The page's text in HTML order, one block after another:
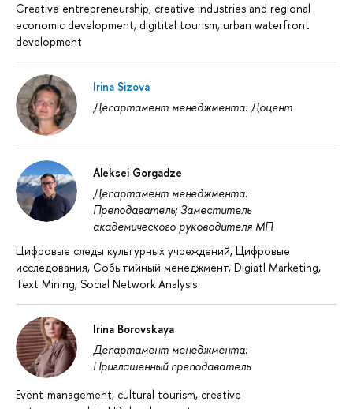
Creative entrepreneurship, creative industries and regional
economic development, digitital tourism, urban waterfront
development
Irina Sizova
Департамент менеджмента: Доцент
Aleksei Gorgadze
Департамент менеджмента:
Преподаватель; Заместитель
академического руководителя МП
Цифровые следы культурных учреждений, Цифровые
исследования, Событийный менеджмент, Digiatl Marketing,
Text Mining, Social Network Analysis
Irina Borovskaya
Департамент менеджмента:
Приглашенный преподаватель
Event-management, cultural tourism, creative